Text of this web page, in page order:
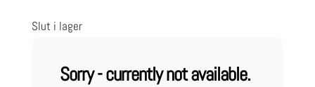
Slut i lager
Sorry - currently not available.